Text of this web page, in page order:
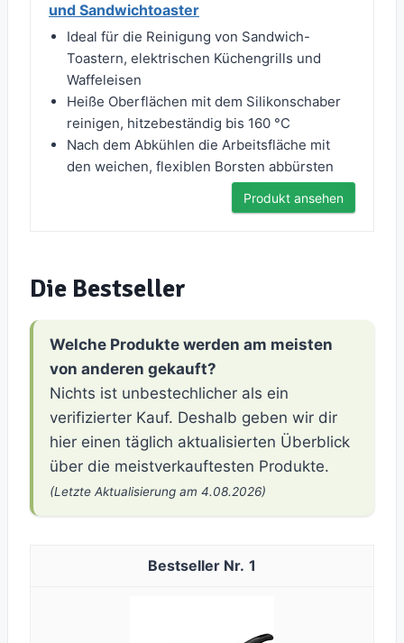
und Sandwichtoaster
Ideal für die Reinigung von Sandwich-
Toastern, elektrischen Küchengrills und
Waffeleisen
Heiße Oberflächen mit dem Silikonschaber
reinigen, hitzebeständig bis 160 °C
Nach dem Abkühlen die Arbeitsfläche mit
den weichen, flexiblen Borsten abbürsten
Produkt ansehen
Die Bestseller
Welche Produkte werden am meisten
von anderen gekauft?
Nichts ist unbestechlicher als ein
verifizierter Kauf. Deshalb geben wir dir
hier einen täglich aktualisierten Überblick
über die meistverkauftesten Produkte.
(Letzte Aktualisierung am 4.08.2026)
1